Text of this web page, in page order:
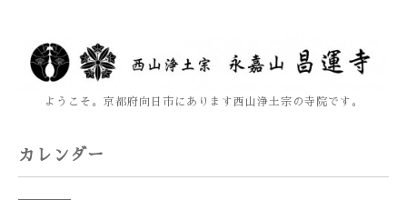
ようこそ。京都府向日市にあります西山浄土宗の寺院です。
カレンダー